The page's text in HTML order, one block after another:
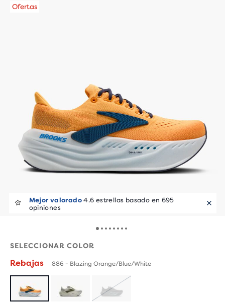
Mejor valorado4.6 estrellas basado en 695
opiniones
Ofertas
SELECCIONAR COLOR
Rebajas 886 - Blazing Orange/Blue/White
AGOTADO